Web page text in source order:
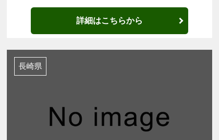
詳細はこちらから
長崎県